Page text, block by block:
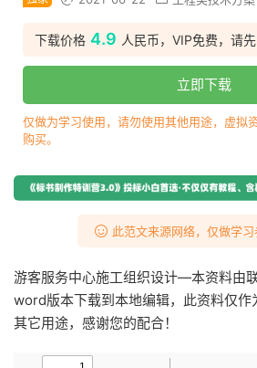
下载价格 4.9 人民币，VIP免费，请先
立即下载
仅做为学习使用，请勿使用其他用途，虚拟
购买。
此范文来源网络，仅做学习
游客服务中心施工组织设计—本资料由
word版本下载到本地编辑，此资料仅作
其它用途，感谢您的配合！